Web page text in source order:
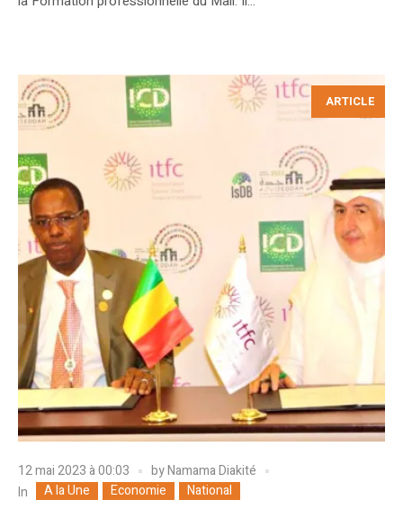
ARTICLE
12 mai 2023 à 00:03 byNamama Diakité
In
A la Une Economie National